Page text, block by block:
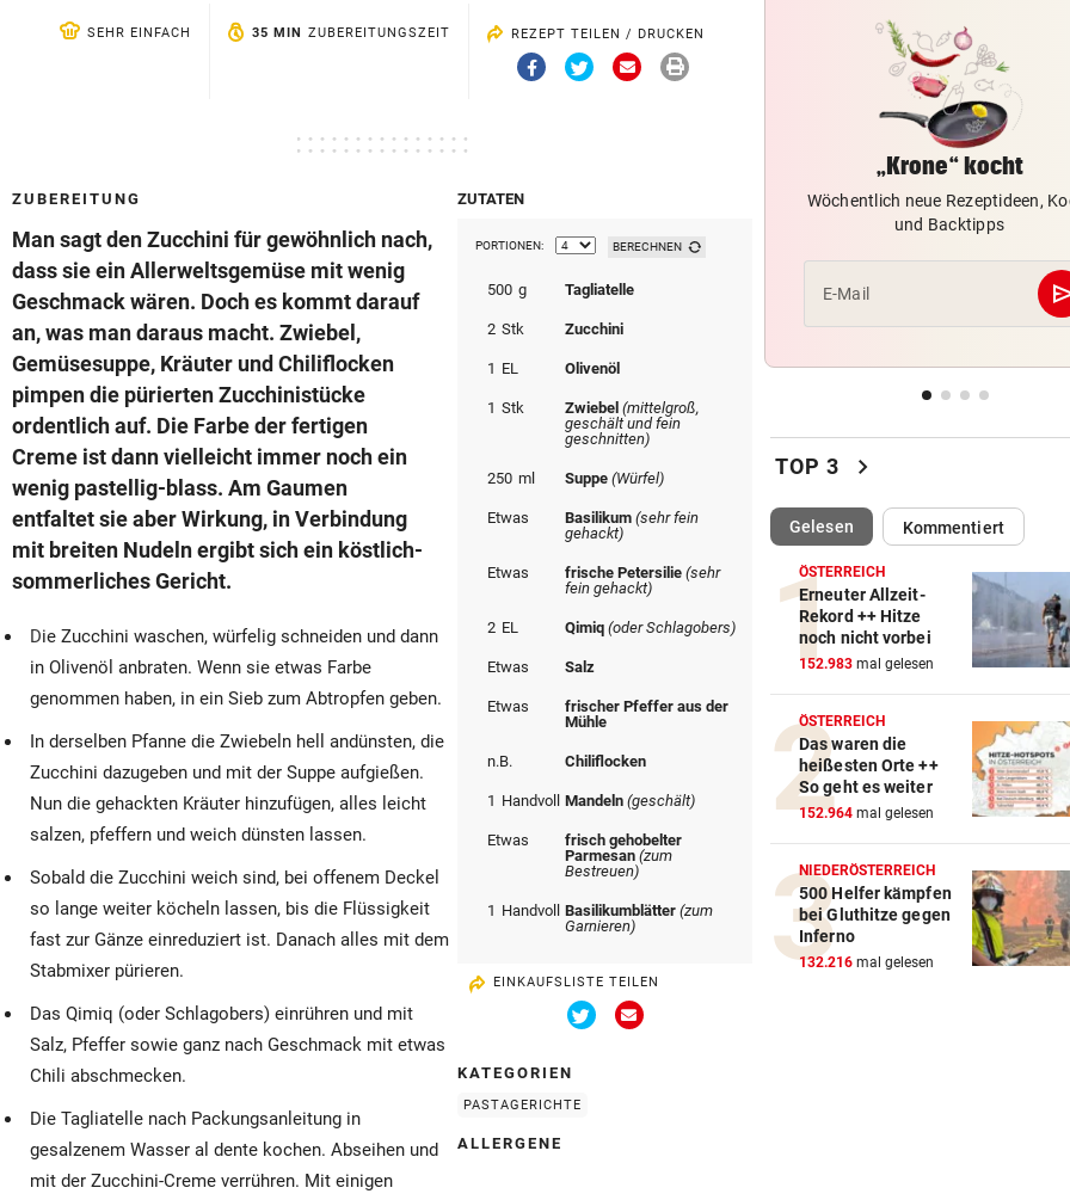
SEHR EINFACH 35 MIN ZUBEREITUNGSZEIT
REZEPT TEILEN / DRUCKEN
Facebook
teilen
Twitter
teilen
Email
teilen
ZUBEREITUNG
Man sagt den Zucchini für gewöhnlich nach,
dass sie ein Allerweltsgemüse mit wenig
Geschmack wären. Doch es kommt darauf
an, was man daraus macht. Zwiebel,
Gemüsesuppe, Kräuter und Chiliflocken
pimpen die pürierten Zucchinistücke
ordentlich auf. Die Farbe der fertigen
Creme ist dann vielleicht immer noch ein
wenig pastellig-blass. Am Gaumen
entfaltet sie aber Wirkung, in Verbindung
mit breiten Nudeln ergibt sich ein köstlich-
sommerliches Gericht.
Die Zucchini waschen, würfelig schneiden und dann
in Olivenöl anbraten. Wenn sie etwas Farbe
genommen haben, in ein Sieb zum Abtropfen geben.
In derselben Pfanne die Zwiebeln hell andünsten, die
Zucchini dazugeben und mit der Suppe aufgießen.
Nun die gehackten Kräuter hinzufügen, alles leicht
salzen, pfeffern und weich dünsten lassen.
Sobald die Zucchini weich sind, bei offenem Deckel
so lange weiter köcheln lassen, bis die Flüssigkeit
fast zur Gänze einreduziert ist. Danach alles mit dem
Stabmixer pürieren.
Das Qimiq (oder Schlagobers) einrühren und mit
Salz, Pfeffer sowie ganz nach Geschmack mit etwas
Chili abschmecken.
Die Tagliatelle nach Packungsanleitung in
gesalzenem Wasser al dente kochen. Abseihen und
mit der Zucchini-Creme verrühren. Mit einigen
ZUTATEN
PORTIONEN: BERECHNEN
500 g Tagliatelle
2 Stk Zucchini
1 EL Olivenöl
1 Stk Zwiebel(mittelgroß,
geschält und fein
geschnitten)
250 ml Suppe(Würfel)
Etwas Basilikum(sehr fein
gehackt)
Etwas frische Petersilie(sehr
fein gehackt)
2 EL Qimiq(oder Schlagobers)
Etwas Salz
Etwas
frischer Pfeffer aus der
Mühle
n.B. Chiliflocken
1 Handvoll Mandeln(geschält)
Etwas
frisch gehobelter
Parmesan(zum
Bestreuen)
1 Handvoll Basilikumblätter(zum
Garnieren)
EINKAUFSLISTE TEILEN
Via
Twitter
Via
Email
KATEGORIEN
PASTAGERICHTE
ALLERGENE
Wien: 55-Jähriger bei
Wohnungsbrand gestorben
„MEIN BABY-GIRL“
Jamie Olivers älteste Tochter
Poppy wird heiraten
AUF DER NORDSCHLEIFE vor 30
Mercedes CLA schneller als
Model S Plaid!
vor
die Koffer packen
Planen Migranten einen
Ansturm auf Ceuta?
POKER SPITZT SICH ZU
Real erhöht Angebot, aber
Vinicius löscht alles
500 STELLEN BETROFFEN vor
Linzer Tech-Firma hat
fast abgeschlossen
EINST VIZE-WELTMEISTER vor
Süße Bilder! Ehemaliges
im Baby-Glück
STRASSE VON HORMUZ
So stellt sich der Iran die
für Schiffe vor
LANDESWEITE RAZZIEN vor
„Krone“ kocht
Wöchentlich neue Rezeptideen,
und Backtipps
E-Mail
TOP 3 chevron_right
Gelesen(ausgewählt)Kommentiert
ÖSTERREICH
Erneuter Allzeit-
Rekord ++ Hitze
noch nicht vorbei
152.983 mal gelesen
ÖSTERREICH
Das waren die
heißesten Orte ++
So geht es weiter
152.964 mal gelesen
NIEDERÖSTERREICH
500 Helfer kämpfen
bei Gluthitze gegen
Inferno
132.216 mal gelesen